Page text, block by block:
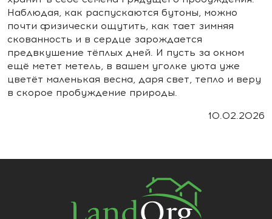
Наблюдая, как распускаются бутоны, можно
почти физически ощутить, как тает зимняя
скованность и в сердце зарождается
предвкушение тёплых дней. И пусть за окном
ещё метет метель, в вашем уголке уюта уже
цветёт маленькая весна, даря свет, тепло и веру
в скорое пробуждение природы.
10.02.2026